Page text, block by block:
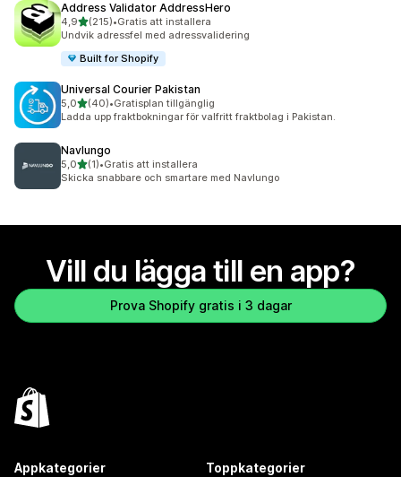
Address Validator AddressHero
4,9av 5 stjärnor
(215)
215 recensioner totalt
•Gratis att installera
Undvik adressfel med adressvalidering
Built for Shopify
Universal Courier Pakistan
5,0av 5 stjärnor
(40)
40 recensioner totalt
•Gratisplan tillgänglig
Ladda upp fraktbokningar för valfritt fraktbolag i Pakistan.
Navlungo
5,0av 5 stjärnor
(1)
1 recensioner totalt
•Gratis att installera
Skicka snabbare och smartare med Navlungo
Vill du lägga till en app?
Prova Shopify gratis i 3 dagar
Appkategorier Toppkategorier